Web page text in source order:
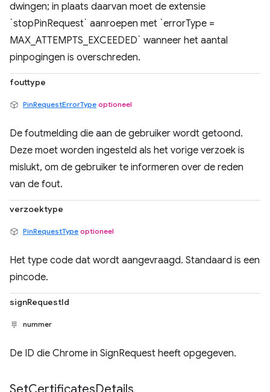
dwingen; in plaats daarvan moet de extensie
`stopPinRequest` aanroepen met `errorType =
MAX_ATTEMPTS_EXCEEDED` wanneer het aantal
pinpogingen is overschreden.
fouttype
PinRequestErrorType optioneel
De foutmelding die aan de gebruiker wordt getoond.
Deze moet worden ingesteld als het vorige verzoek is
mislukt, om de gebruiker te informeren over de reden
van de fout.
verzoektype
PinRequestType optioneel
Het type code dat wordt aangevraagd. Standaard is een
pincode.
signRequestId
nummer
De ID die Chrome in SignRequest heeft opgegeven.